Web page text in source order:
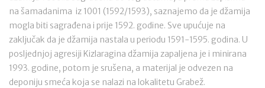
na šamadanima iz 1001 (1592/1593), saznajemo da je džamija
mogla biti sagrađena i prije 1592. godine. Sve upućuje na
zaključak da je džamija nastala u periodu 1591-1595. godina. U
posljednjoj agresiji Kizlaragina džamija zapaljena je i minirana
1993. godine, potom je srušena, a materijal je odvezen na
deponiju smeća koja se nalazi na lokalitetu Grabež.